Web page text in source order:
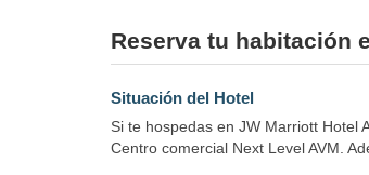
Reserva tu habitación
Situación del Hotel
Si te hospedas en JW Marriott Hotel
Centro comercial Next Level AVM.